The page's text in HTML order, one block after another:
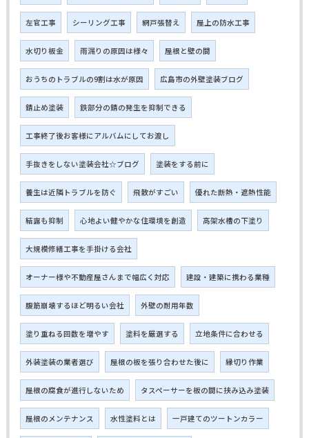
左官工事 シーリング工事 網戸張替え 屋上の防水工事
水切り板金 雨漏りの原因は様々 屋根と壁の間
おうちのトラブルの9割は水が原因 広島市の外壁塗装ブログ
錆止め塗装 鉄部分の錆の発生を抑制できる
工事終了後お客様にアルバムにしてお渡し
手抜きをしない塗装会社☆ブログ 塗装をする前に
養生は近隣トラブルを防ぐ 飛散がすごい 優れた断熱・遮熱性能
結露も抑制 心地よい健やかな住環境を創造 高架水槽の下塗り
大規模修繕工事を手掛ける会社
オーナー様や不動産屋さんまで幅広く対応 建設・建築に携わる業種
腹筋崩壊するほど明るい会社 外壁の耐用年数
塗り重ねる回数を増やす 塗料を厳選する 立地条件に合わせる
外装塗装の業者選び 屋根の板を張り合わせた後に 縁切り作業
屋根の腐食が進行しないため タスペーサーを板の間に挟み込み塗装
屋根のメンテナンス 水性塗料とは 一戸建てのツートンカラー